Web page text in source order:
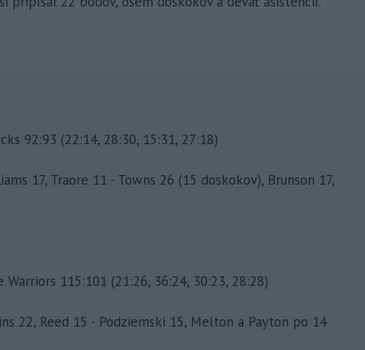
92:93 (22:14, 28:30, 15:31, 27:18)
17, Traore 11 - Towns 26 (15 doskokov), Brunson 17,
115:101 (21:26, 36:24, 30:23, 28:28)
22, Reed 15 - Podziemski 15, Melton a Payton po 14